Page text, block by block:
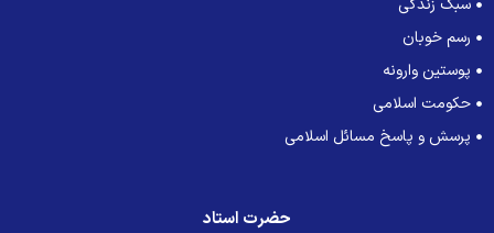
سبک زندگی
رسم خوبان
پوستین وارونه
حکومت اسلامی
پرسش و پاسخ مسائل اسلامی
حضرت استاد